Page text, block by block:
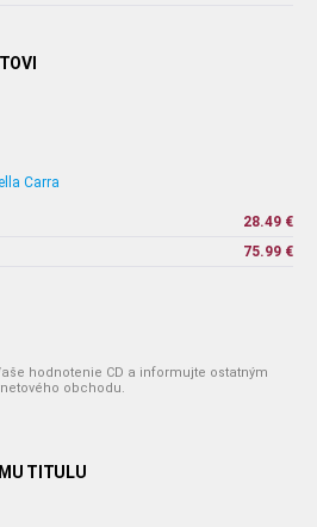
Carra
28.49 €
75.99 €
hodnotenie CD a informujte ostatným
obchodu.
TITULU